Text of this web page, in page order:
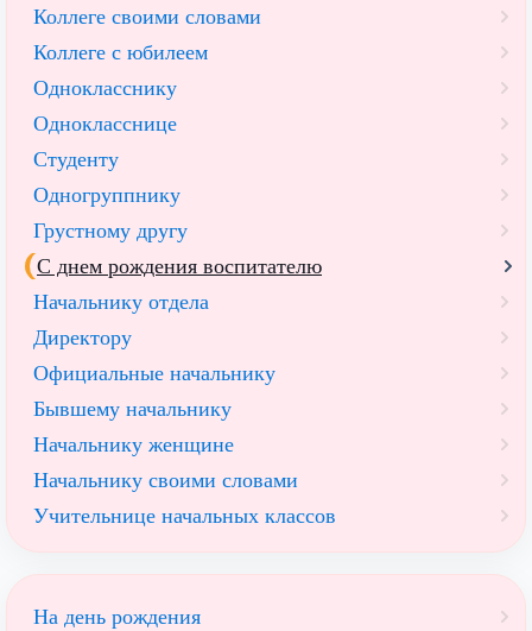
Коллеге своими словами
Коллеге с юбилеем
Однокласснику
Однокласснице
Студенту
Одногруппнику
Грустному другу
С днем рождения воспитателю
Начальнику отдела
Директору
Официальные начальнику
Бывшему начальнику
Начальнику женщине
Начальнику своими словами
Учительнице начальных классов
На день рождения